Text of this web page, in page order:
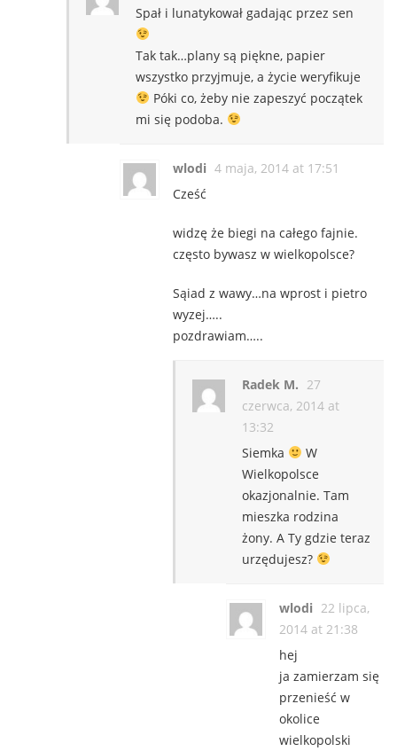
Spał i lunatykował gadając przez sen
Tak tak…plany są piękne, papier
wszystko przyjmuje, a życie weryfikuje
Póki co, żeby nie zapeszyć początek
mi się podoba.
wlodi 4 maja, 2014 at 17:51
Cześć
widzę że biegi na całego fajnie.
często bywasz w wielkopolsce?
Sąiad z wawy…na wprost i pietro
wyzej…..
pozdrawiam…..
Radek M. 27
czerwca, 2014 at
13:32
Siemka
W
Wielkopolsce
okazjonalnie. Tam
mieszka rodzina
żony. A Ty gdzie teraz
urzędujesz?
wlodi 22 lipca,
2014 at 21:38
hej
ja zamierzam się
przenieść w
okolice
wielkopolski